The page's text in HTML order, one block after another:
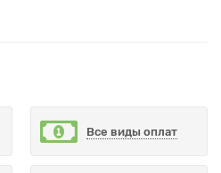
Все виды оплат